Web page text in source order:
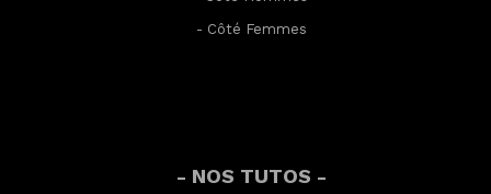
- Côté Femmes
- NOS TUTOS -